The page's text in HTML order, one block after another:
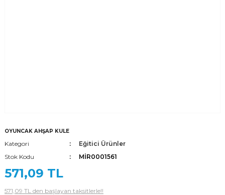
OYUNCAK AHŞAP KULE
Kategori
Eğitici Ürünler
Stok Kodu
MİR0001561
571,09 TL
571,09 TL den başlayan taksitlerle!!